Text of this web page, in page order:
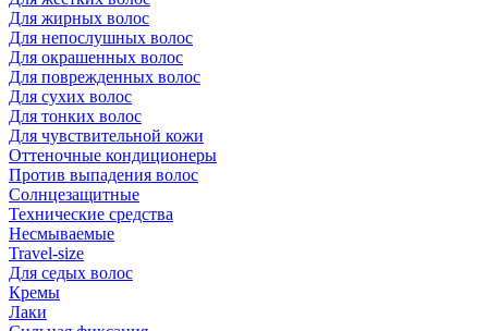
Для жирных волос
Для непослушных волос
Для окрашенных волос
Для поврежденных волос
Для сухих волос
Для тонких волос
Для чувствительной кожи
Оттеночные кондиционеры
Против выпадения волос
Солнцезащитные
Технические средства
Несмываемые
Travel-size
Для седых волос
Кремы
Лаки